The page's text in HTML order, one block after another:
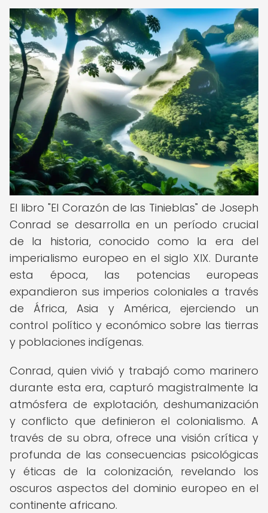
El libro "El Corazón de las Tinieblas" de Joseph
Conrad se desarrolla en un período crucial
de la historia, conocido como la era del
imperialismo europeo en el siglo XIX. Durante
esta época, las potencias europeas
expandieron sus imperios coloniales a través
de África, Asia y América, ejerciendo un
control político y económico sobre las tierras
y poblaciones indígenas.
Conrad, quien vivió y trabajó como marinero
durante esta era, capturó magistralmente la
atmósfera de explotación, deshumanización
y conflicto que definieron el colonialismo. A
través de su obra, ofrece una visión crítica y
profunda de las consecuencias psicológicas
y éticas de la colonización, revelando los
oscuros aspectos del dominio europeo en el
continente africano.